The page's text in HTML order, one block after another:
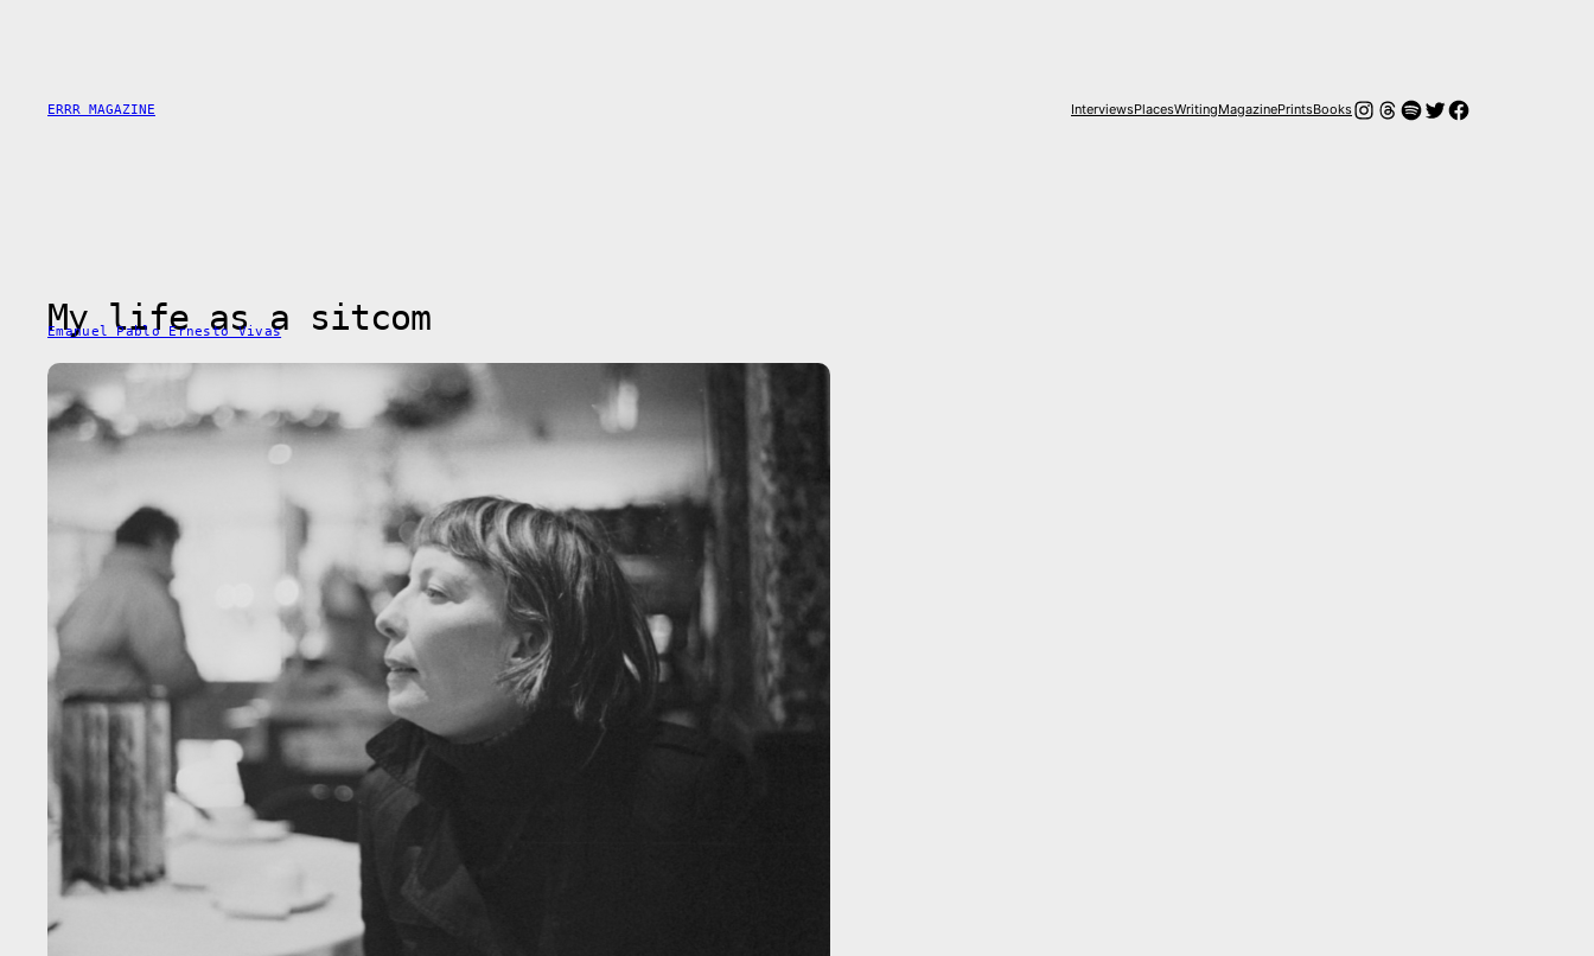
ERRR MAGAZINE InterviewsPlacesWritingMagazinePrintsBooksInstagram
Hilos
Spotify
Twitter
Facebook
My life as a sitcom
Emanuel Pablo Ernesto Vivas